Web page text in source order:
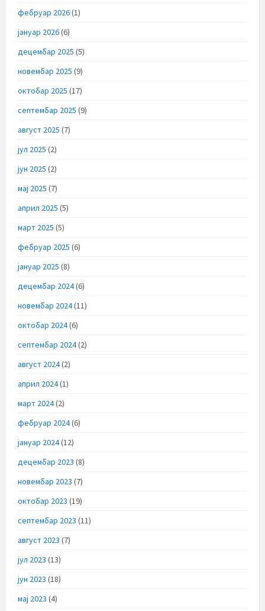
фебруар 2026(1)
јануар 2026(6)
децембар 2025 (5)
новембар 2025 (9)
октобар 2025 (17)
септембар 2025 (9)
август 2025 (7)
јул 2025 (2)
јун 2025 (2)
мај 2025 (7)
април 2025 (5)
март 2025 (5)
фебруар 2025 (6)
јануар 2025 (8)
децембар 2024(6)
новембар 2024(11)
октобар 2024(6)
септембар 2024(2)
август 2024(2)
април 2024(1)
март 2024(2)
фебруар 2024(6)
јануар 2024(12)
децембар 2023 (8)
новембар 2023 (7)
октобар 2023 (19)
септембар 2023 (11)
август 2023 (7)
јул 2023 (13)
јун 2023 (18)
мај 2023 (4)